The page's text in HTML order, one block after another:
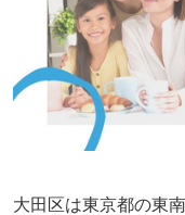
大田区は東京都の東